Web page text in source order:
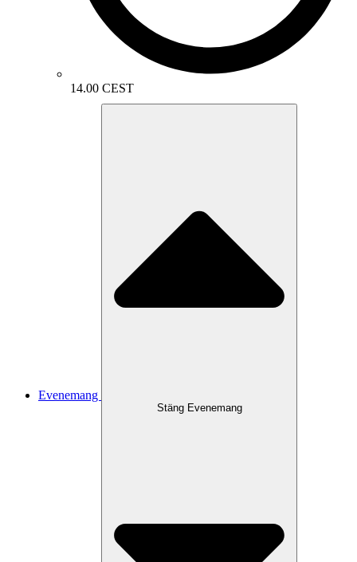
14.00 CEST
Evenemang
Stäng Evenemang